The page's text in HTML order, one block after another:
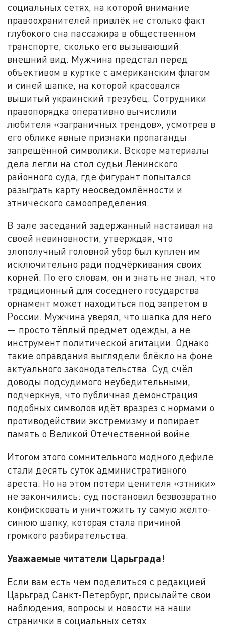
социальных сетях, на которой внимание
правоохранителей привлёк не столько факт
глубокого сна пассажира в общественном
транспорте, сколько его вызывающий
внешний вид. Мужчина предстал перед
объективом в куртке с американским флагом
и синей шапке, на которой красовался
вышитый украинский трезубец. Сотрудники
правопорядка оперативно вычислили
любителя «заграничных трендов», усмотрев в
его облике явные признаки пропаганды
запрещённой символики. Вскоре материалы
дела легли на стол судьи Ленинского
районного суда, где фигурант попытался
разыграть карту неосведомлённости и
этнического самоопределения.
В зале заседаний задержанный настаивал на
своей невиновности, утверждая, что
злополучный головной убор был куплен им
исключительно ради подчёркивания своих
корней. По его словам, он и знать не знал, что
традиционный для соседнего государства
орнамент может находиться под запретом в
России. Мужчина уверял, что шапка для него
— просто тёплый предмет одежды, а не
инструмент политической агитации. Однако
такие оправдания выглядели блёкло на фоне
актуального законодательства. Суд счёл
доводы подсудимого неубедительными,
подчеркнув, что публичная демонстрация
подобных символов идёт вразрез с нормами о
противодействии экстремизму и попирает
память о Великой Отечественной войне.
Итогом этого сомнительного модного дефиле
стали десять суток административного
ареста. Но на этом потери ценителя «этники»
не закончились: суд постановил безвозвратно
конфисковать и уничтожить ту самую жёлто-
синюю шапку, которая стала причиной
громкого разбирательства.
Уважаемые читатели Царьграда!
Если вам есть чем поделиться с редакцией
Царьград Санкт-Петербург, присылайте свои
наблюдения, вопросы и новости на наши
странички в социальных сетях